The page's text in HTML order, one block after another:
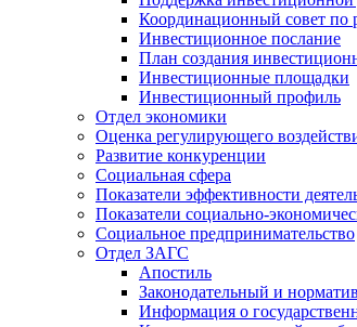
Координационный совет по
Инвестиционное послание
План создания
Инвестиционные площадки
Инвестиционный профиль
Отдел экономики
Оценка регулирующего
Развитие конкуренции
Социальная сфера
Показатели эффективности
Показатели социально-
Социальное предпринимательство
Отдел ЗАГС
Апостиль
Законодательный и
Информация о